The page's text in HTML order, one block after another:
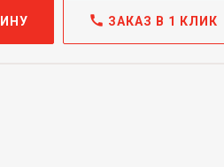
call ЗАКАЗ В 1 КЛИК